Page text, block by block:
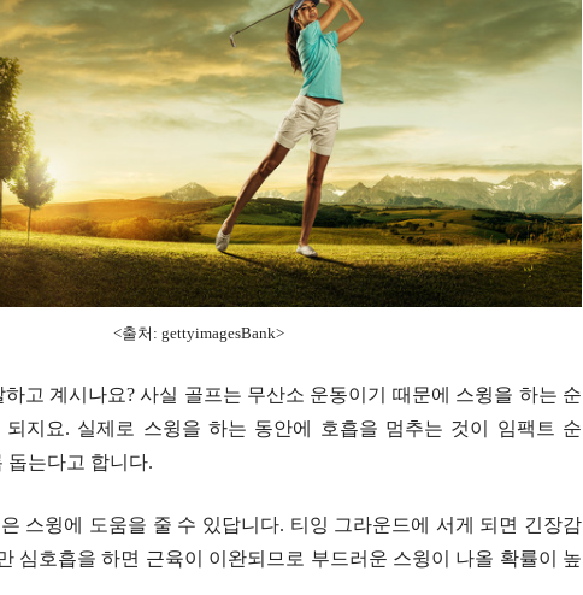
<출처: gettyimagesBank>
하고 계시나요? 사실 골프는 무산소 운동이기 때문에 스윙을 하는 순
되지요. 실제로 스윙을 하는 동안에 호흡을 멈추는 것이 임팩트 순
돕는다고 합니다.
스윙에 도움을 줄 수 있답니다. 티잉 그라운드에 서게 되면 긴장감
심호흡을 하면 근육이 이완되므로 부드러운 스윙이 나올 확률이 높